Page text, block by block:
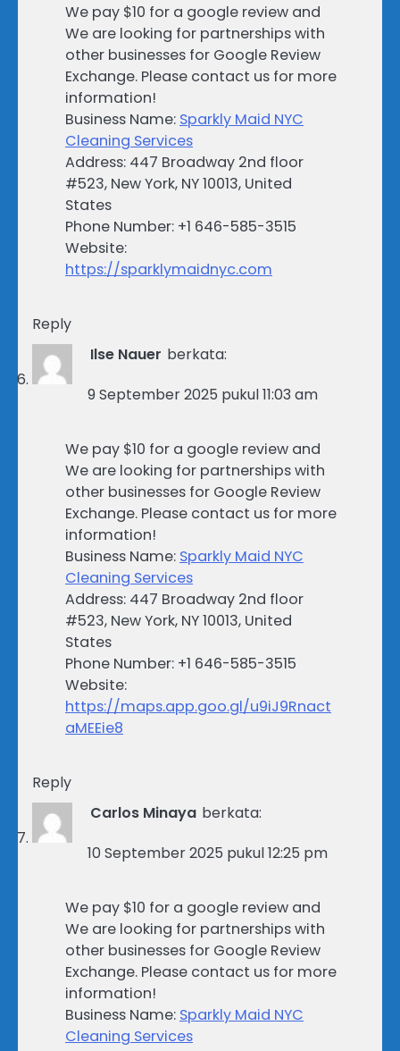
We pay $10 for a google review and
We are looking for partnerships with
other businesses for Google Review
Exchange. Please contact us for more
information!
Business Name: Sparkly Maid NYC
Cleaning Services
Address: 447 Broadway 2nd floor
#523, New York, NY 10013, United
States
Phone Number: +1 646-585-3515
Website:
https://sparklymaidnyc.com
Reply
Ilse Nauer berkata:
9 September 2025 pukul 11:03 am
We pay $10 for a google review and
We are looking for partnerships with
other businesses for Google Review
Exchange. Please contact us for more
information!
Business Name: Sparkly Maid NYC
Cleaning Services
Address: 447 Broadway 2nd floor
#523, New York, NY 10013, United
States
Phone Number: +1 646-585-3515
Website:
https://maps.app.goo.gl/u9iJ9Rnact
aMEEie8
Reply
Carlos Minaya berkata:
10 September 2025 pukul 12:25 pm
We pay $10 for a google review and
We are looking for partnerships with
other businesses for Google Review
Exchange. Please contact us for more
information!
Business Name: Sparkly Maid NYC
Cleaning Services